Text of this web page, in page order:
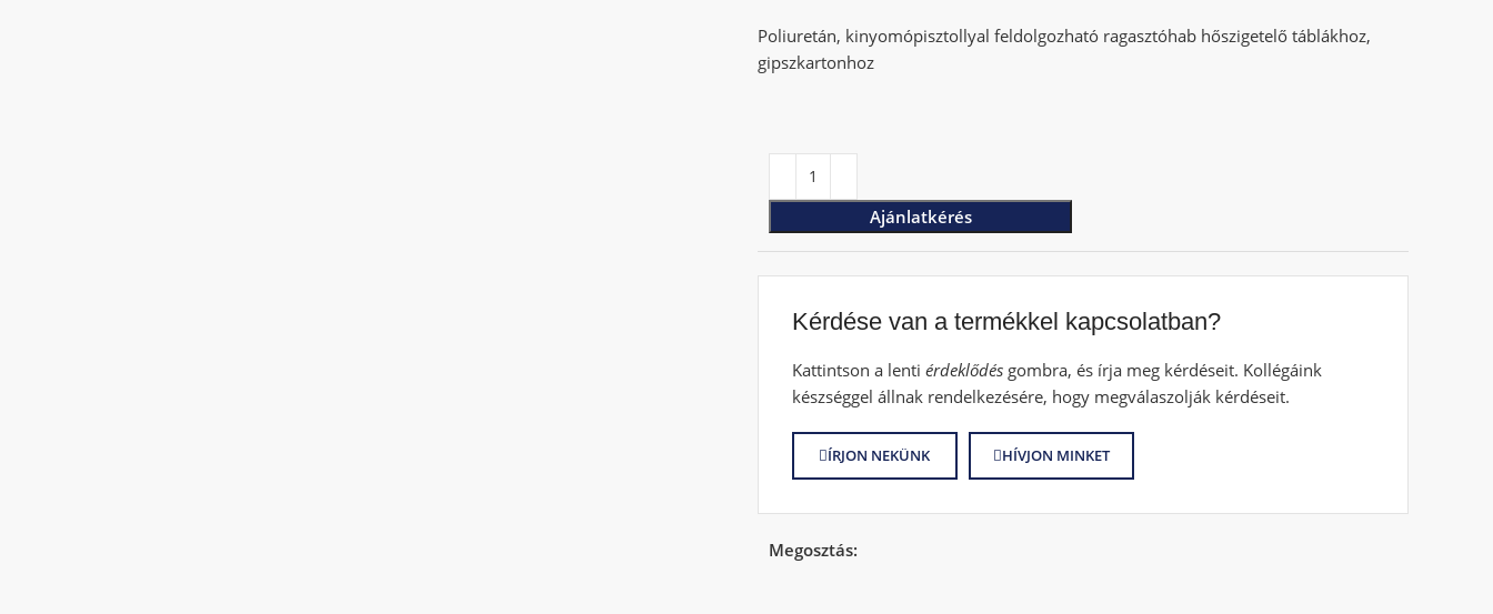
Poliuretán, kinyomópisztollyal feldolgozható ragasztóhab hőszigetelő táblákhoz,
gipszkartonhoz
Ajánlatkérés
Kérdése van a termékkel kapcsolatban?
Kattintson a lenti érdeklődés gombra, és írja meg kérdéseit. Kollégáink
készséggel állnak rendelkezésére, hogy megválaszolják kérdéseit.
ÍRJON NEKÜNK HÍVJON MINKET
Megosztás: